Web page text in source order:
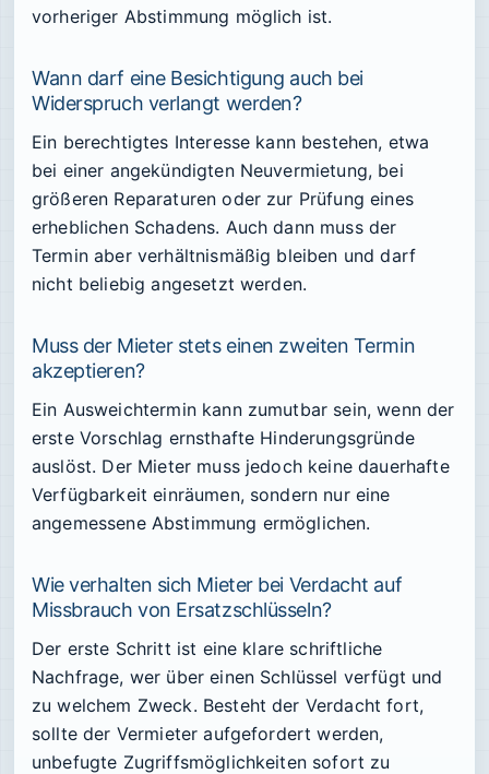
vorheriger Abstimmung möglich ist.
Wann darf eine Besichtigung auch bei
Widerspruch verlangt werden?
Ein berechtigtes Interesse kann bestehen, etwa
bei einer angekündigten Neuvermietung, bei
größeren Reparaturen oder zur Prüfung eines
erheblichen Schadens. Auch dann muss der
Termin aber verhältnismäßig bleiben und darf
nicht beliebig angesetzt werden.
Muss der Mieter stets einen zweiten Termin
akzeptieren?
Ein Ausweichtermin kann zumutbar sein, wenn der
erste Vorschlag ernsthafte Hinderungsgründe
auslöst. Der Mieter muss jedoch keine dauerhafte
Verfügbarkeit einräumen, sondern nur eine
angemessene Abstimmung ermöglichen.
Wie verhalten sich Mieter bei Verdacht auf
Missbrauch von Ersatzschlüsseln?
Der erste Schritt ist eine klare schriftliche
Nachfrage, wer über einen Schlüssel verfügt und
zu welchem Zweck. Besteht der Verdacht fort,
sollte der Vermieter aufgefordert werden,
unbefugte Zugriffsmöglichkeiten sofort zu